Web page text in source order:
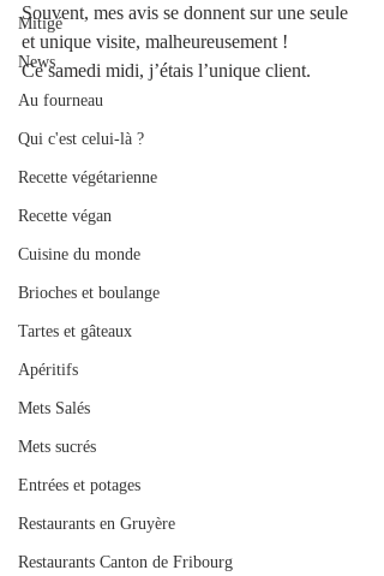
Mitigé
News
Au fourneau
Qui c'est celui-là ?
Recette végétarienne
Recette végan
Cuisine du monde
Brioches et boulange
Tartes et gâteaux
Apéritifs
Mets Salés
Mets sucrés
Entrées et potages
Restaurants en Gruyère
Restaurants Canton de Fribourg
Souvent, mes avis se donnent sur une seule
et unique visite, malheureusement !
Ce samedi midi, j’étais l’unique client.